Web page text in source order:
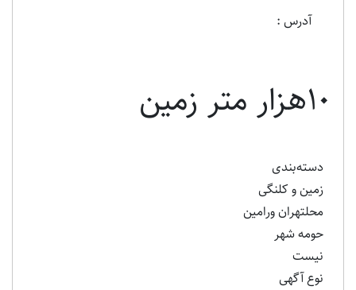
آدرس :
۱۰هزار متر زمین
دسته‌بندی
زمین و کلنگی
محلتهران ورامین
حومه شهر
نیست
نوع آگهی